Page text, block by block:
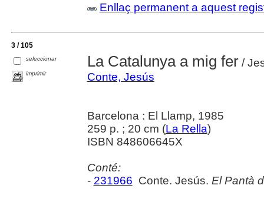
Enllaç permanent a aquest
3 / 105
seleccionar
imprimir
La Catalunya a mig fer/
Conte, Jesús
Barcelona : El Llamp, 1985
259 p. ; 20 cm (La Rella)
ISBN 848606645X
Conté:
- 231966 Conte. Jesús. El Pantà